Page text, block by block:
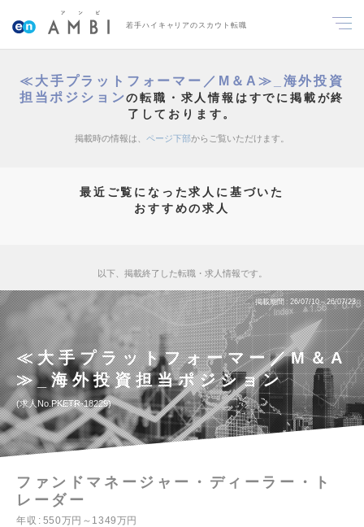
若手ハイキャリアのスカウト転職
≪大手プラットフォーマー／M＆A≫_海外投資
担当ポジションの転職・求人情報はすでに掲載が終
了しております。
掲載時の情報は、 ページ下部からご覧いただけます。
最近ご覧になった求人に基づいた
おすすめの求人
以下、掲載終了した転職・求人情報です。
掲載期間 26/07/10～26/07/23
≪大手プラットフォーマー／M＆A
≫_海外投資担当ポジション
求人No.PKETR-18229
ファンドマネージャー・ディーラー・ト
レーダー
年収
550万円～1349万円